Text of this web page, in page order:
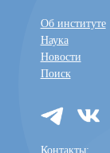
Об институте
Наука
Новости
Поиск
Контакты: